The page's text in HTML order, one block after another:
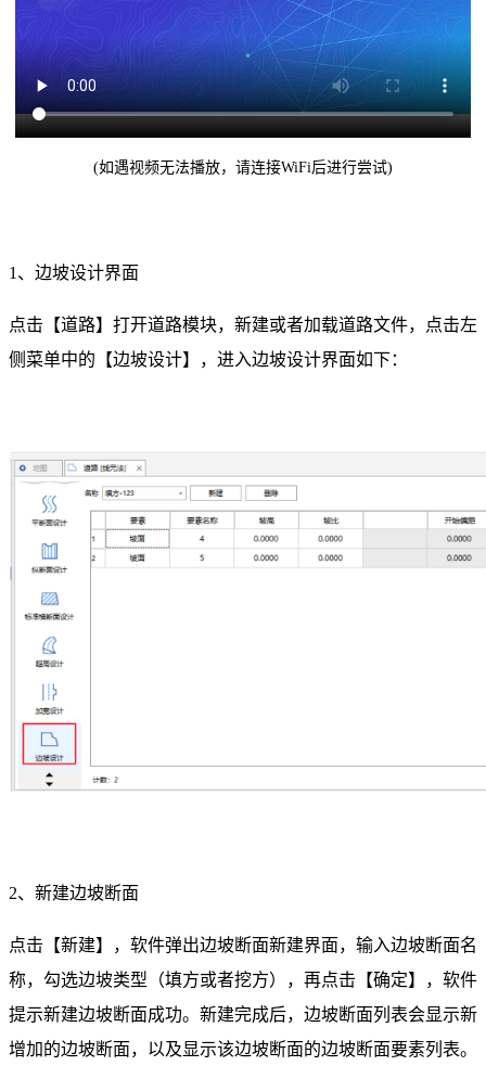
(如遇视频无法播放，请连接WiFi后进行尝试)
1、边坡设计界面
点击【道路】打开道路模块，新建或者加载道路文件，点击左
侧菜单中的【边坡设计】，进入边坡设计界面如下：
2、新建边坡断面
点击【新建】，软件弹出边坡断面新建界面，输入边坡断面名
称，勾选边坡类型（填方或者挖方），再点击【确定】，软件
提示新建边坡断面成功。新建完成后，边坡断面列表会显示新
增加的边坡断面，以及显示该边坡断面的边坡断面要素列表。